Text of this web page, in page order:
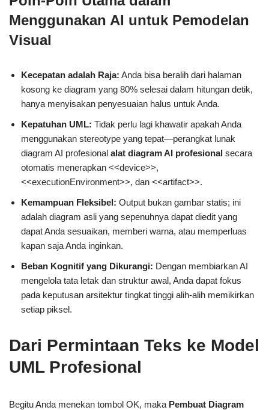
Menggunakan AI untuk Pemodelan
Visual
Kecepatan adalah Raja: Anda bisa beralih dari halaman
kosong ke diagram yang 80% selesai dalam hitungan detik,
hanya menyisakan penyesuaian halus untuk Anda.
Kepatuhan UML: Tidak perlu lagi khawatir apakah Anda
menggunakan stereotype yang tepat—perangkat lunak
diagram AI profesional alat diagram AI profesional secara
otomatis menerapkan <<device>>,
<<executionEnvironment>>, dan <<artifact>>.
Kemampuan Fleksibel: Output bukan gambar statis; ini
adalah diagram asli yang sepenuhnya dapat diedit yang
dapat Anda sesuaikan, memberi warna, atau memperluas
kapan saja Anda inginkan.
Beban Kognitif yang Dikurangi: Dengan membiarkan AI
mengelola tata letak dan struktur awal, Anda dapat fokus
pada keputusan arsitektur tingkat tinggi alih-alih memikirkan
setiap piksel.
Dari Permintaan Teks ke Model
UML Profesional
Begitu Anda menekan tombol OK, maka Pembuat Diagram